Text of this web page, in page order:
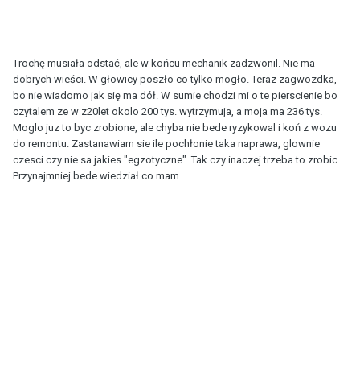
Trochę musiała odstać, ale w końcu mechanik zadzwonil. Nie ma
dobrych wieści. W głowicy poszło co tylko mogło. Teraz zagwozdka,
bo nie wiadomo jak się ma dół. W sumie chodzi mi o te pierscienie bo
czytalem ze w z20let okolo 200 tys. wytrzymuja, a moja ma 236 tys.
Moglo juz to byc zrobione, ale chyba nie bede ryzykowal i koń z wozu
do remontu. Zastanawiam sie ile pochłonie taka naprawa, glownie
czesci czy nie sa jakies "egzotyczne". Tak czy inaczej trzeba to zrobic.
Przynajmniej bede wiedział co mam